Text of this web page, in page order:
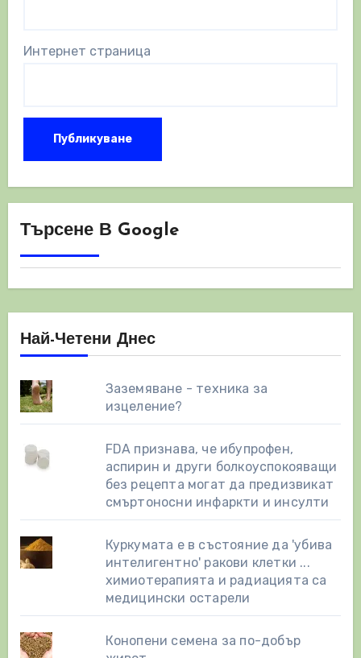
Интернет страница
Търсене В Google
Най-Четени Днес
Заземяване - техника за
изцеление?
FDA признава, че ибупрофен,
аспирин и други болкоуспокояващи
без рецепта могат да предизвикат
смъртоносни инфаркти и инсулти
Куркумата е в състояние да 'убива
интелигентно' ракови клетки ...
химиотерапията и радиацията са
медицински остарели
Конопени семена за по-добър